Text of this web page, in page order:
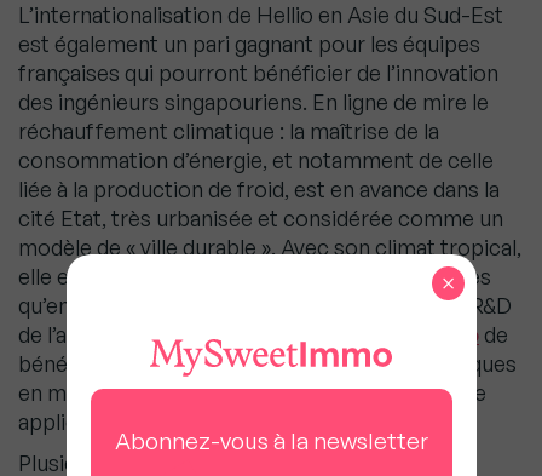
L’internationalisation de Hellio en Asie du Sud-Est
est également un pari gagnant pour les équipes
françaises qui pourront bénéficier de l’innovation
des ingénieurs singapouriens. En ligne de mire le
réchauffement climatique : la maîtrise de la
consommation d’énergie, et notamment de celle
liée à la production de froid, est en avance dans la
cité Etat, très urbanisée et considérée comme un
modèle de « ville durable ». Avec son climat tropical,
elle est soumise à des températures plus hautes
qu’en France, + 14C° en moyenne. La branche R&D
de l’antenne singapourienne permettra à
Hellio de
bénéficier des modèles d’avancées technologiques
en matière de solutions d’efficacité énergétique
applicables en Europe.
Plusieurs leviers d’actions sont en train d’être
Abonnez-vous à la newsletter
×